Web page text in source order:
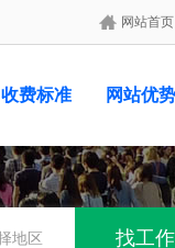
网站首页
收费标准 网站优势
地区